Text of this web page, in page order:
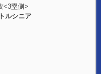
側>
ルシニア